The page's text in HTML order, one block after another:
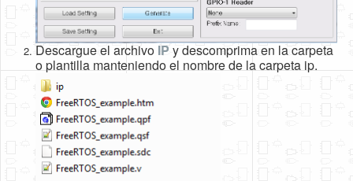
Descargue el archivoIPy descomprima en la carpeta
o plantilla manteniendo el nombre de la carpeta ip.